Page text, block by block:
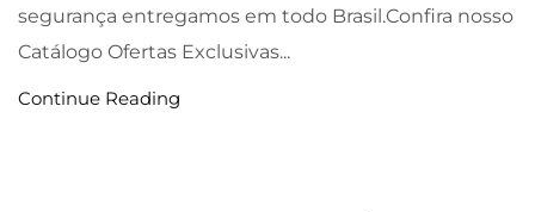
segurança entregamos em todo Brasil.Confira nosso
Catálogo Ofertas Exclusivas...
Continue Reading